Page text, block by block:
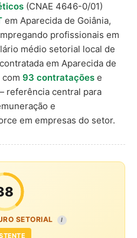
(CNAE 4646-0/01)
em Aparecida de Goiânia,
profissionais em
médio setorial local de
em Aparecida de
com 93 contratações e
referência central para
e
em empresas do setor.
SETORIAL I